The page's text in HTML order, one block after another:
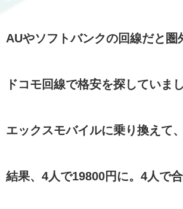
AUやソフトバンクの回線だと圏
ドコモ回線で格安を探していまし
エックスモバイルに乗り換えて、
結果、4人で19800円に。4人で合